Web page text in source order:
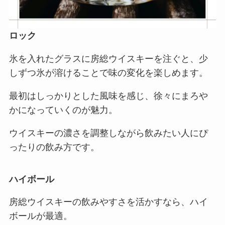
ロック
氷を入れたグラスに房総ウイスキーを注ぐと、少
しずつ氷が溶けることで味の変化を楽しめます。
最初はしっかりとした風味を感じ、徐々にまろや
かになっていくのが魅力。
ウイスキーの濃さを調整しながら飲みたい人にぴ
ったりの飲み方です。
ハイボール
房総ウイスキーの飲みやすさを活かすなら、ハイ
ボールが最適。